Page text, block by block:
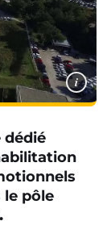
i
dédié
le pôle
.